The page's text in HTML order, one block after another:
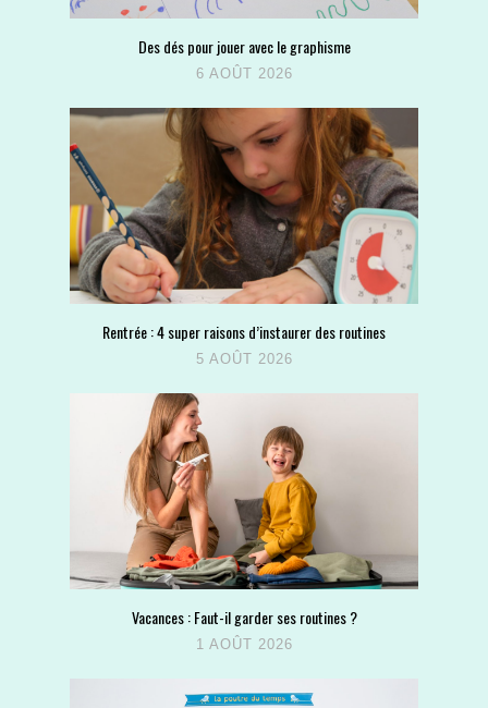
Des dés pour jouer avec le graphisme
6 AOÛT 2026
Rentrée : 4 super raisons d’instaurer des routines
5 AOÛT 2026
Vacances : Faut-il garder ses routines ?
1 AOÛT 2026